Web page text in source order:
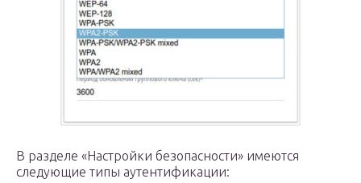
В разделе «Настройки безопасности» имеются
следующие типы аутентификации: